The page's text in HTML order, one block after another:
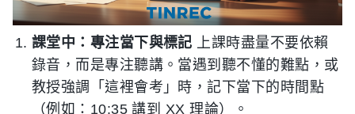
課堂中：專注當下與標記 上課時盡量不要依賴
錄音，而是專注聽講。當遇到聽不懂的難點，或
教授強調「這裡會考」時，記下當下的時間點
（例如：10:35 講到 XX 理論）。